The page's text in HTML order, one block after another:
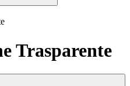
Trasparente